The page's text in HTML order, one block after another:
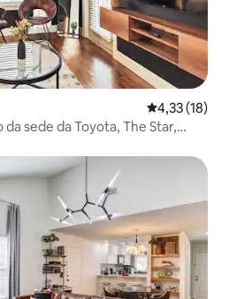
4,33 de uma
4,33 (18)
sede da Toyota, The Star,